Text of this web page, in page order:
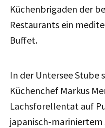
Küchenbrigaden der
Restaurants ein
Buffet.
In der Untersee Stube
Küchenchef Markus
Lachsforellentat auf
japanisch-mariniertem